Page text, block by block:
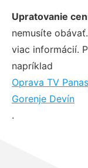
Upratovanie
nemusíte
viac informácií.
napríklad
Oprava TV
Gorenje Devín
.